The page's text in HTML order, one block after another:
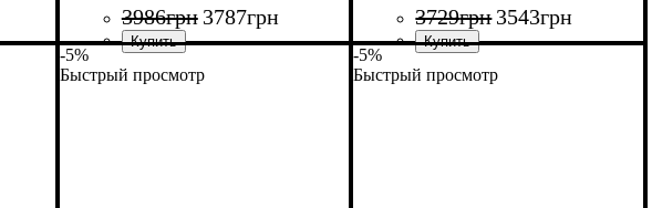
3986грн 3787грн 3729грн 3543грн
-5%
Быстрый просмотр
-5%
Быстрый просмотр